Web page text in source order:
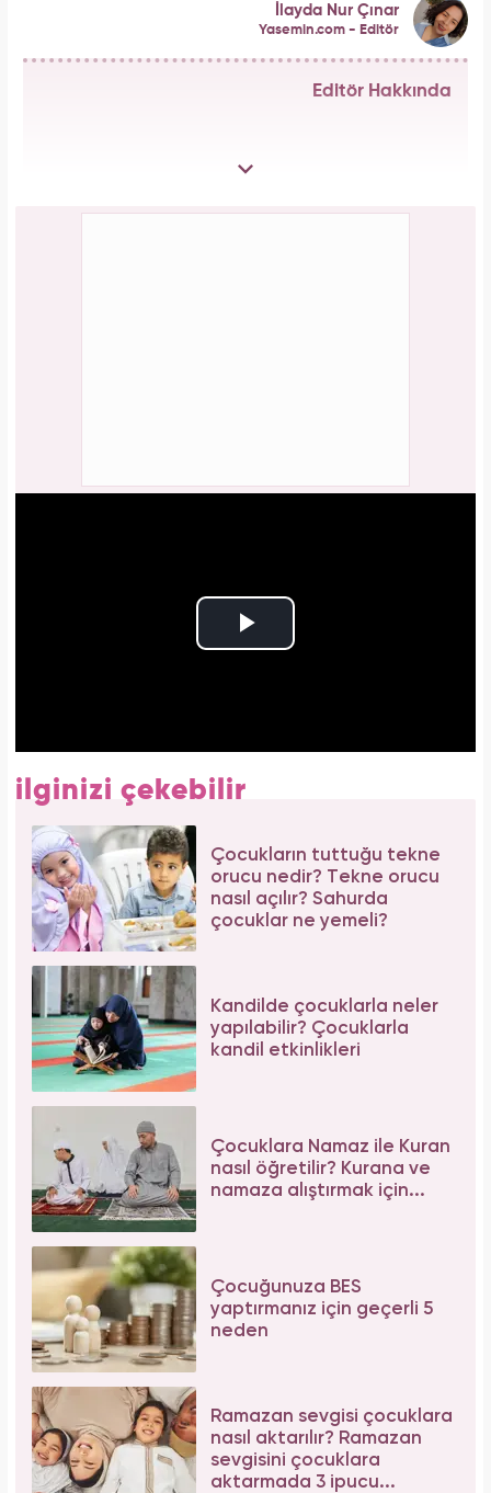
İlayda Nur Çınar
Yasemin.com - Editör
Editör Hakkında
ilginizi çekebilir
Çocukların tuttuğu tekne
orucu nedir? Tekne orucu
nasıl açılır? Sahurda
çocuklar ne yemeli?
Kandilde çocuklarla neler
yapılabilir? Çocuklarla
kandil etkinlikleri
Çocuklara Namaz ile Kuran
nasıl öğretilir? Kurana ve
namaza alıştırmak için...
Çocuğunuza BES
yaptırmanız için geçerli 5
neden
Ramazan sevgisi çocuklara
nasıl aktarılır? Ramazan
sevgisini çocuklara
aktarmada 3 ipucu...